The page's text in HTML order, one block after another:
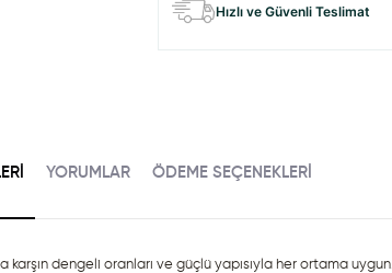
Hızlı ve Güvenli Teslimat
YORUMLAR ÖDEME SEÇENEKLERI
karşın dengeli oranları ve güçlü yapısıyla her ortama uygun.